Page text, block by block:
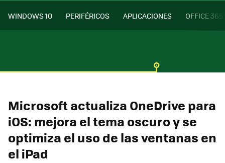
WINDOWS 10 PERIFÉRICOS APLICACIONES OFFICE 365
Microsoft actualiza OneDrive para
iOS: mejora el tema oscuro y se
optimiza el uso de las ventanas en
el iPad